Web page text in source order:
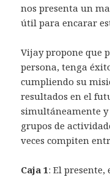
nos presenta un
útil para encarar
Vijay propone que
persona, tenga
cumpliendo su
resultados en el
simultáneamente
grupos de
veces compiten
Caja 1: El presente,